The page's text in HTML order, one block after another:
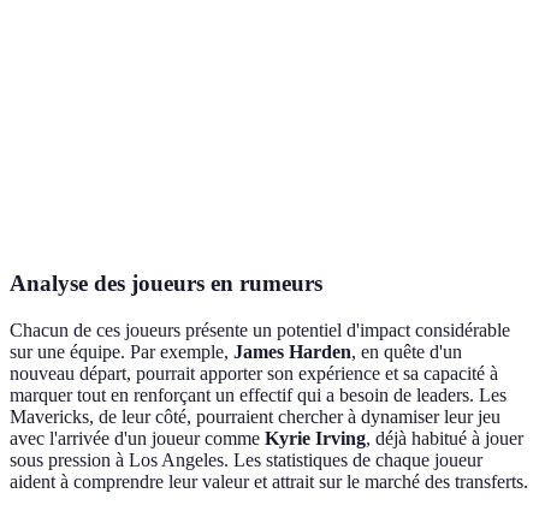
Analyse des joueurs en rumeurs
Chacun de ces joueurs présente un potentiel d'impact considérable
sur une équipe. Par exemple, James Harden, en quête d'un
nouveau départ, pourrait apporter son expérience et sa capacité à
marquer tout en renforçant un effectif qui a besoin de leaders. Les
Mavericks, de leur côté, pourraient chercher à dynamiser leur jeu
avec l'arrivée d'un joueur comme Kyrie Irving, déjà habitué à jouer
sous pression à Los Angeles. Les statistiques de chaque joueur
aident à comprendre leur valeur et attrait sur le marché des transferts.